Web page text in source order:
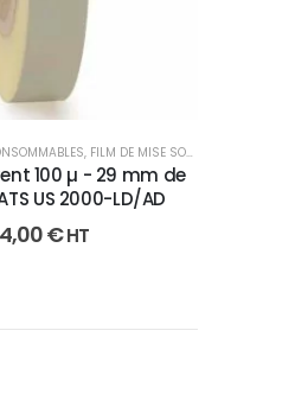
, FILM DE MISE SOUS BANDE
100 µ - 29 mm de
US 2000-LD/AD
€HT